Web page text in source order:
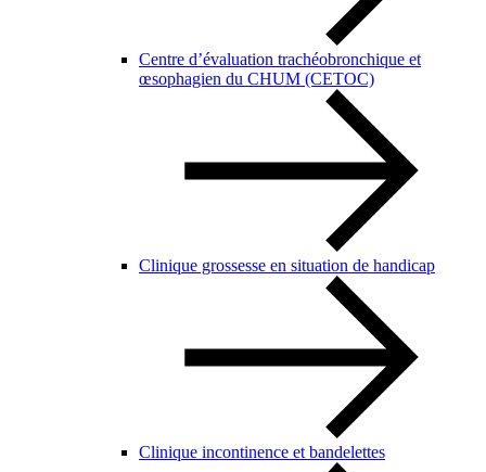
Centre d’évaluation trachéobronchique et
œsophagien du CHUM (CETOC)
Clinique grossesse en situation de handicap
Clinique incontinence et bandelettes